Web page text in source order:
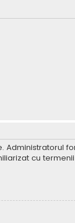
Administratorul
cu